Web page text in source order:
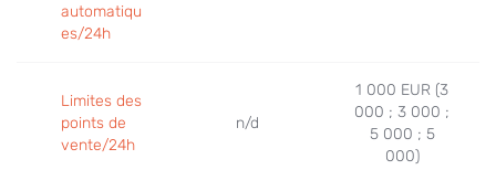
automatiqu
es/24h
Limites des
points de
vente/24h
n/d
1 000 EUR (3
000 ; 3 000 ;
5 000 ; 5
000)